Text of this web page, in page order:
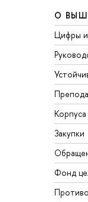
О
Цифры
Закупки
Фонд